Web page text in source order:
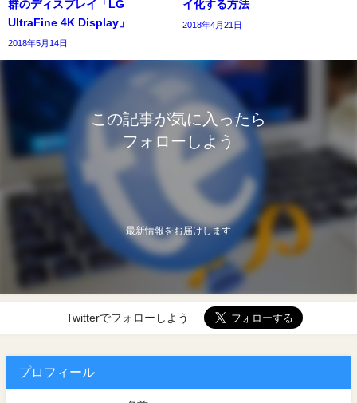
群のディスプレイ「LG
UltraFine 4K Display」
2018年5月14日
イ化する方法
2018年4月21日
この記事が気に入ったら
フォローしよう
最新情報をお届けします
Twitterでフォローしよう
プロフィール